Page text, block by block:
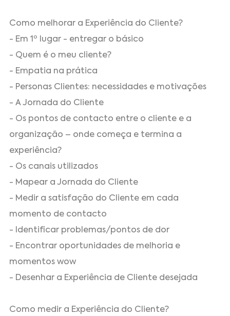
Como melhorar a Experiência do Cliente?
- Em 1º lugar - entregar o básico
- Quem é o meu cliente?
- Empatia na prática
- Personas Clientes: necessidades e motivações
- A Jornada do Cliente
- Os pontos de contacto entre o cliente e a
organização – onde começa e termina a
experiência?
- Os canais utilizados
- Mapear a Jornada do Cliente
- Medir a satisfação do Cliente em cada
momento de contacto
- Identificar problemas/pontos de dor
- Encontrar oportunidades de melhoria e
momentos wow
- Desenhar a Experiência de Cliente desejada
Como medir a Experiência do Cliente?